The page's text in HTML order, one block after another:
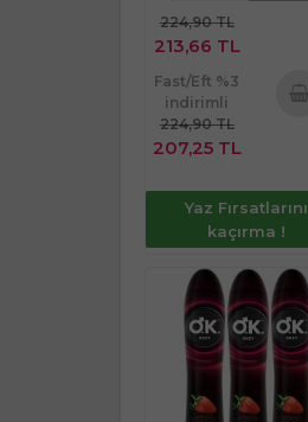
224,90 TL
213,66 TL
Fast/Eft %3
indirimli
224,90 TL
207,25 TL
Yaz Fırsatlarını
kaçırma !